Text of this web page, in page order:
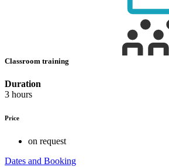
Classroom training
Duration
3 hours
Price
on request
Dates and Booking